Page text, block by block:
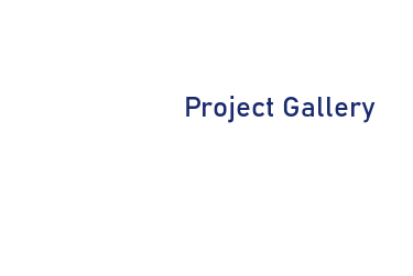
Project Gallery